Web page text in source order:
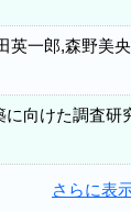
英一郎,森野美
向けた調査研
さらに表